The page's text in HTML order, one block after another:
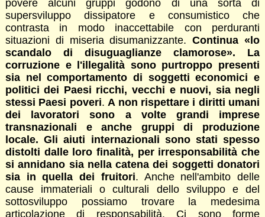
povere alcuni gruppi godono di una sorta di
supersviluppo dissipatore e consumistico che
contrasta in modo inaccettabile con perduranti
situazioni di miseria disumanizzante.Continua «lo
scandalo di disuguaglianze clamorose». La
corruzione e l'illegalità sono purtroppo presenti
sia nel comportamento di soggetti economici e
politici dei Paesi ricchi, vecchi e nuovi, sia negli
stessi Paesi poveri. A non rispettare i diritti umani
dei lavoratori sono a volte grandi imprese
transnazionali e anche gruppi di produzione
locale. Gli aiuti internazionali sono stati spesso
distolti dalle loro finalità, per irresponsabilità che
si annidano sia nella catena dei soggetti donatori
sia in quella dei fruitori. Anche nell'ambito delle
cause immateriali o culturali dello sviluppo e del
sottosviluppo possiamo trovare la medesima
articolazione di responsabilità. Ci sono forme